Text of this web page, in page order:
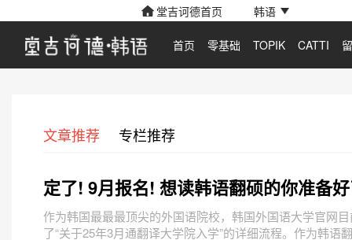
堂吉诃德首页 韩语
首页 零基础 TOPIK CATTI
文章推荐 专栏推荐
定了! 9月报名! 想读韩语翻硕的你准备
作为韩国最最最顶尖的外国语院校，韩国外国语大学官网
了“关于25年3月通翻译大学院入学”的详细流程。作为韩语